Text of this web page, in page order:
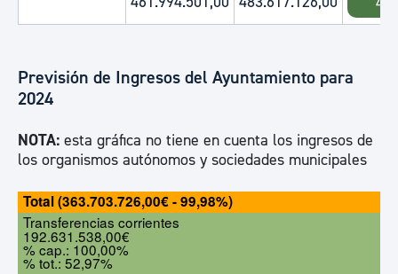
Previsión de Ingresos del Ayuntamiento para
2024
NOTA: esta gráfica no tiene en cuenta los ingresos de
los organismos autónomos y sociedades municipales
Transferencias corrientes
192.631.538,00€
% cap.: 100,00%
% tot.: 52,97%
Total (363.703.726,00€ - 99,98%)